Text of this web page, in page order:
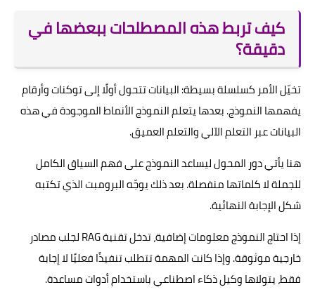
كيف تربط هذه المصطلحات ببعضها في
دقيقة؟
تخيّل الأمر كسلسلة بسيطة: البيانات تتحول أولًا إلى توكنات وأرقام
يفهمها النموذج. بعدها يتعلم النموذج الأنماط الموجودة في هذه
البيانات عبر التعلم الآلي والتعلم العميق.
هنا يأتي دور المحول ليساعد النموذج على فهم السياق الكامل
للجملة لا كلماتها منفصلة. بعد ذلك يوجّه البرومبت الذي تكتبه
شكل الإجابة النهائية.
إذا احتاج النموذج معلومات إضافية، تدخل تقنية RAG لجلب مصادر
خارجية موثوقة. وإذا كانت المهمة تتطلب تنفيذًا فعليًا لا إجابة
فقط، يتولاها وكيل ذكاء اصطناعي باستخدام أدوات مساعدة.